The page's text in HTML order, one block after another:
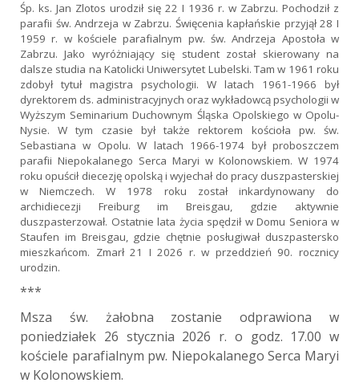
Śp. ks. Jan Zlotos urodził się 22 I 1936 r. w Zabrzu. Pochodził z
parafii św. Andrzeja w Zabrzu. Święcenia kapłańskie przyjął 28 I
1959 r. w kościele parafialnym pw. św. Andrzeja Apostoła w
Zabrzu. Jako wyróżniający się student został skierowany na
dalsze studia na Katolicki Uniwersytet Lubelski. Tam w 1961 roku
zdobył tytuł magistra psychologii. W latach 1961-1966 był
dyrektorem ds. administracyjnych oraz wykładowcą psychologii w
Wyższym Seminarium Duchownym Śląska Opolskiego w Opolu-
Nysie. W tym czasie był także rektorem kościoła pw. św.
Sebastiana w Opolu. W latach 1966-1974 był proboszczem
parafii Niepokalanego Serca Maryi w Kolonowskiem. W 1974
roku opuścił diecezję opolską i wyjechał do pracy duszpasterskiej
w Niemczech. W 1978 roku został inkardynowany do
archidiecezji Freiburg im Breisgau, gdzie aktywnie
duszpasterzował. Ostatnie lata życia spędził w Domu Seniora w
Staufen im Breisgau, gdzie chętnie posługiwał duszpastersko
mieszkańcom. Zmarł 21 I 2026 r. w przeddzień 90. rocznicy
urodzin.
***
Msza św. żałobna zostanie odprawiona w
poniedziałek 26 stycznia 2026 r. o godz. 17.00 w
kościele parafialnym pw. Niepokalanego Serca Maryi
w Kolonowskiem.